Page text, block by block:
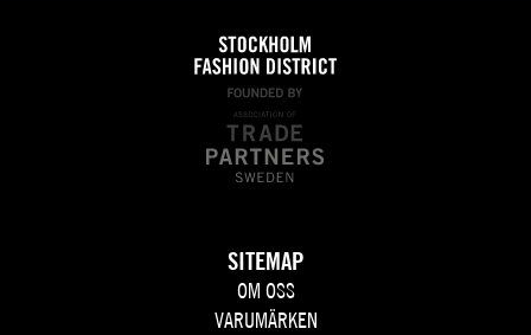
SITEMAP
OM OSS
VARUMÄRKEN